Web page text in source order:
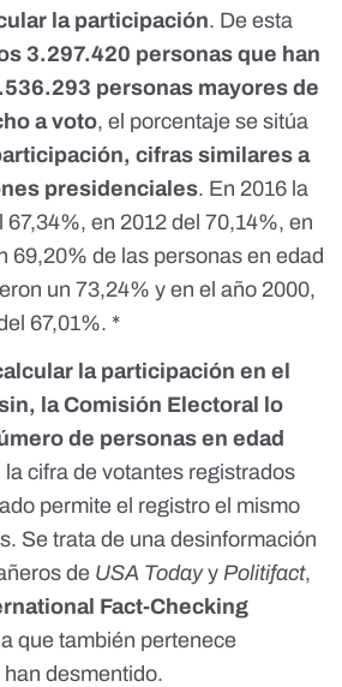
la participación. De esta
3.297.420 personas que han
personas mayores de
a voto, el porcentaje se sitúa
cifras similares a
presidenciales. En 2016 la
en 2012 del 70,14%, en
69,20% de las personas en edad
un 73,24% y en el año 2000,
67,01%. *
la participación en el
la Comisión Electoral lo
de personas en edad
la cifra de votantes registrados
permite el registro el mismo
Se trata de una desinformación
de USA Todayy Politifact,
Fact-Checking
que también pertenece
han desmentido.